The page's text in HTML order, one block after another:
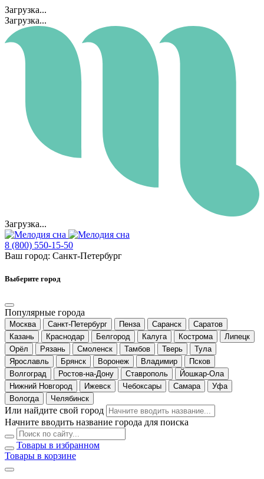
Загрузка...
Загрузка...
Загрузка...
8 (800) 550-15-50
Ваш город: Санкт-Петербург
Выберите город
Популярные города
Москва Санкт-Петербург Пенза Саранск
Саратов
Казань
Краснодар Белгород Калуга Кострома
Липецк
Орёл
Рязань Смоленск Тамбов Тверь
Тула
Ярославль
Брянск Воронеж Владимир
Псков
Волгоград
Ростов-на-Дону Ставрополь
Йошкар-Ола
Нижний Новгород
Ижевск Чебоксары Самара
Уфа
Вологда
Челябинск
Или найдите свой город
Начните вводить название города для поиска
Товары в избранном
Товары в корзине